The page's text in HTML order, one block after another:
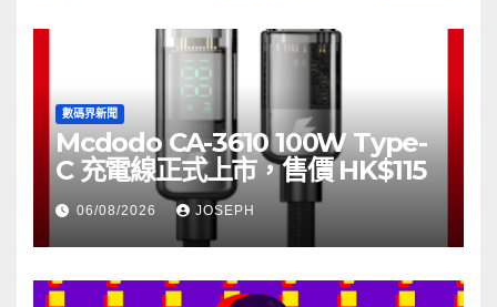
數碼界新聞
Mcdodo CA-3610 100W Type-
C 充電線正式上市，售價 HK$115
06/08/2026 JOSEPH